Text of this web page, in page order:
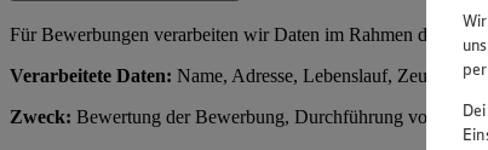
Für Bewerbungen verarbeiten wir Daten im Rahmen des
Verarbeitete Daten: Name, Adresse, Lebenslauf,
Zweck: Bewertung der Bewerbung, Durchführung von